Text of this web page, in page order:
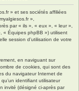
» et ses sociétés affiliées
»,
par « ils », « eux », « leur »,
« Équipes phpBB ») utilisent
session d’utilisation de votre
en naviguant sur
de cookies, qui sont des
du navigateur Internet de
identifiant utilisateur
invité (désigné ci-après par